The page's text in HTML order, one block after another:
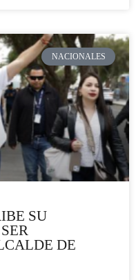
NACIONALES
SU
DE